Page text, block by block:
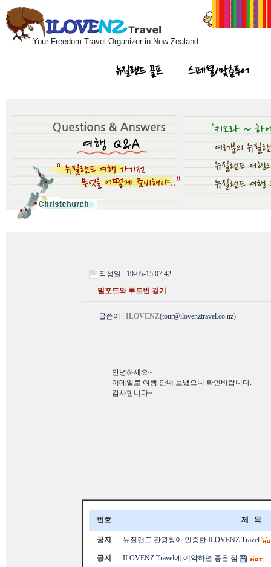
Your Freedom Travel Organizer in New Zealand
뉴질랜드 골프 스페셜/맞춤투어
작성일 : 19-05-15 07:42
밀포드와 루트번 걷기
글쓴이 : ILOVENZ(tour@ilovenztravel.co.nz)
안녕하세요~
이메일로 여행 안내 보냈으니 확인바랍니다.
감사합니다~
번호 제 목
공지 뉴질랜드 관광청이 인증한 ILOVENZ Travel
공지 ILOVENZ Travel에 예약하면 좋은 점